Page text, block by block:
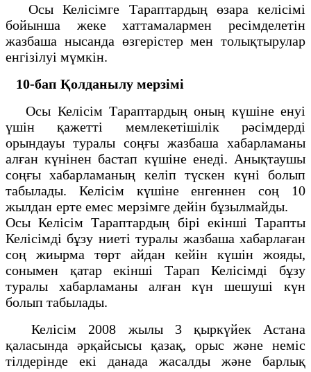
Осы Келісімге Тараптардың өзара келісімі
бойынша жеке хаттамалармен ресімделетін
жазбаша нысанда өзгерістер мен толықтырулар
енгізілуі мүмкін.
10-бап Қолданылу мерзімі
Осы Келісім Тараптардың оның күшіне енуі
үшін қажетті мемлекетішілік рәсімдерді
орындауы туралы соңғы жазбаша хабарламаны
алған күнінен бастап күшіне енеді. Анықтаушы
соңғы хабарламаның келіп түскен күні болып
табылады. Келісім күшіне енгеннен соң 10
жылдан ерте емес мерзімге дейін бұзылмайды.
Осы Келісім Тараптардың бірі екінші Тарапты
Келісімді бұзу ниеті туралы жазбаша хабарлаған
соң жиырма төрт айдан кейін күшін жояды,
сонымен қатар екінші Тарап Келісімді бұзу
туралы хабарламаны алған күн шешуші күн
болып табылады.
Келісім 2008 жылы 3 қыркүйек Астана
қаласында әрқайсысы қазақ, орыс және неміс
тілдерінде екі данада жасалды және барлық